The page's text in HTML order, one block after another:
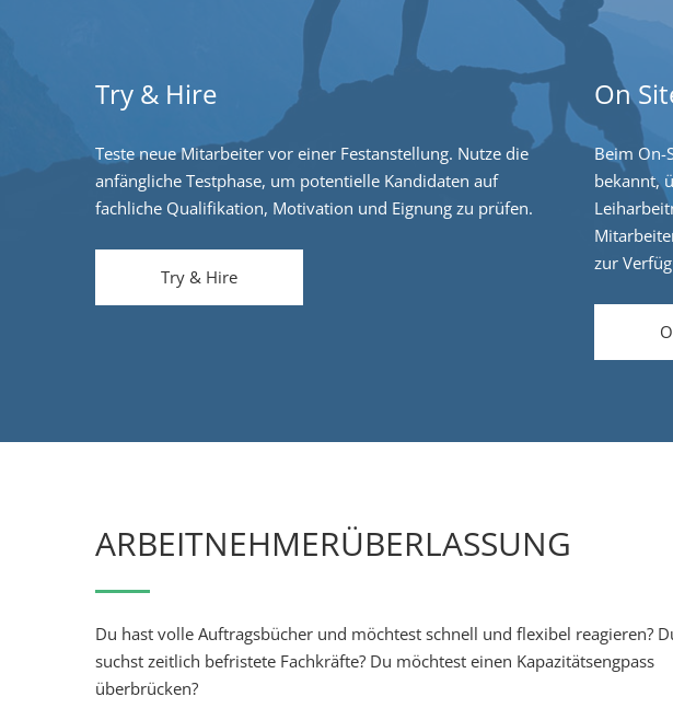
Try & Hire
Teste neue Mitarbeiter vor einer Festanstellung. Nutze die
anfängliche Testphase, um potentielle Kandidaten auf
fachliche Qualifikation, Motivation und Eignung zu prüfen.
Try & Hire
On
Beim On-
bekannt,
zur
ARBEITNEHMERÜBERLASSUNG
Du hast volle Auftragsbücher und möchtest schnell und flexibel reagieren?
suchst zeitlich befristete Fachkräfte? Du möchtest einen Kapazitätsengpass
überbrücken?